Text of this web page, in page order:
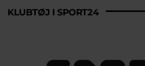
KLUBTØJ I SPORT24